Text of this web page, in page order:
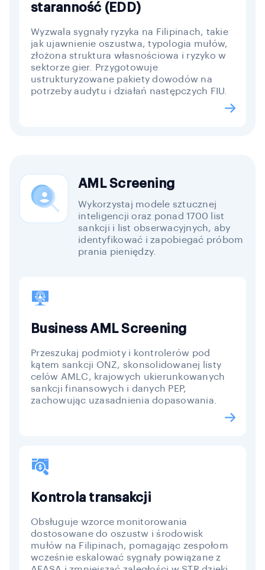
staranność (EDD)
Wyzwala sygnały ryzyka na Filipinach, takie
jak ujawnienie oszustwa, typologia mułów,
złożona struktura własnościowa i ryzyko w
sektorze gier. Przygotowuje
ustrukturyzowane pakiety dowodów na
potrzeby audytu i działań następczych FIU.
AML Screening
Wykorzystaj modele sztucznej
inteligencji oraz ponad 1700 list
sankcji i list obserwacyjnych, aby
identyfikować i zapobiegać próbom
prania pieniędzy.
Business AML Screening
Przeszukaj podmioty i kontrolerów pod
kątem sankcji ONZ, skonsolidowanej listy
celów AMLC, krajowych ukierunkowanych
sankcji finansowych i danych PEP,
zachowując uzasadnienia dopasowania.
Kontrola transakcji
Obsługuje wzorce monitorowania
dostosowane do oszustw i środowisk
mułów na Filipinach, pomagając zespołom
wcześnie eskalować sygnały powiązane z